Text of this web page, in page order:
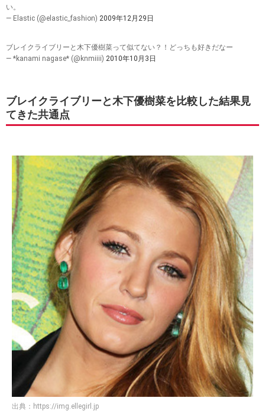
い。
— Elastic (@elastic_fashion) 2009年12月29日
ブレイクライブリーと木下優樹菜って似てない？！どっちも好きだなー
— *kanami nagase* (@knmiiii) 2010年10月3日
ブレイクライブリーと木下優樹菜を比較した結果見
てきた共通点
出典： https://img.ellegirl.jp